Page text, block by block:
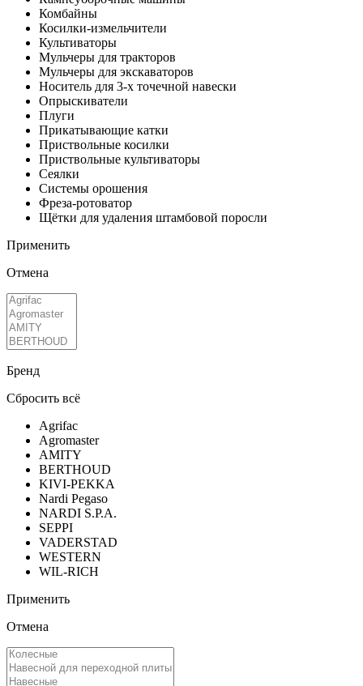
Комбайны
Косилки-измельчители
Культиваторы
Мульчеры для тракторов
Мульчеры для экскаваторов
Носитель для 3-х точечной навески
Опрыскиватели
Плуги
Прикатывающие катки
Приствольные косилки
Приствольные культиваторы
Сеялки
Системы орошения
Фреза-ротоватор
Щётки для удаления штамбовой поросли
Применить
Отмена
Бренд
Сбросить всё
Agrifac
Agromaster
AMITY
BERTHOUD
KIVI-PEKKA
Nardi Pegaso
NARDI S.P.A.
SEPPI
VADERSTAD
WESTERN
WIL-RICH
Применить
Отмена